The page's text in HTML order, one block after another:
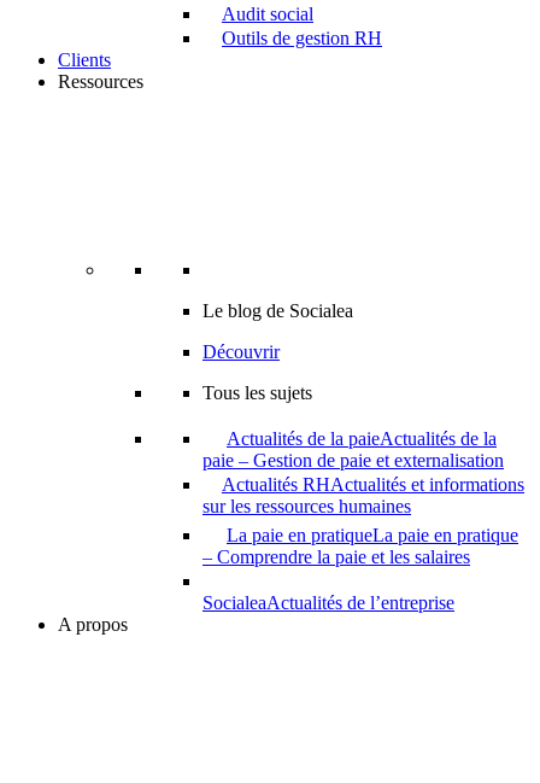
Audit social
Outils de gestion RH
Clients
Ressources
Le blog de Socialea
Découvrir
Tous les sujets
Actualités de la paieActualités de la
paie – Gestion de paie et externalisation
Actualités RHActualités et informations
sur les ressources humaines
La paie en pratiqueLa paie en pratique
– Comprendre la paie et les salaires
SocialeaActualités de l’entreprise
A propos